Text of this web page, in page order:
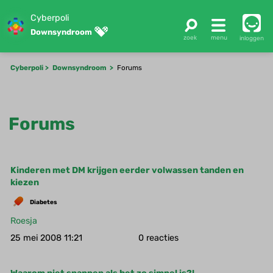
Cyberpoli
Downsyndroom
inloggen
Cyberpoli Downsyndroom Forums
Forums
Diabetes
Kinderen met DM krijgen eerder volwassen tanden en
kiezen
Roesja
25 mei 2008 11:21
0